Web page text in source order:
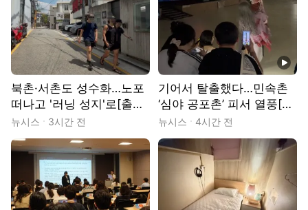
북촌·서촌도 성수화…노포
떠나고 '러닝 성지'로[출동!
인턴]
뉴시스 3시간 전
기어서 탈출했다…민속촌
‘심야 공포촌’ 피서 열풍[출
동!인턴]
뉴시스 4시간 전